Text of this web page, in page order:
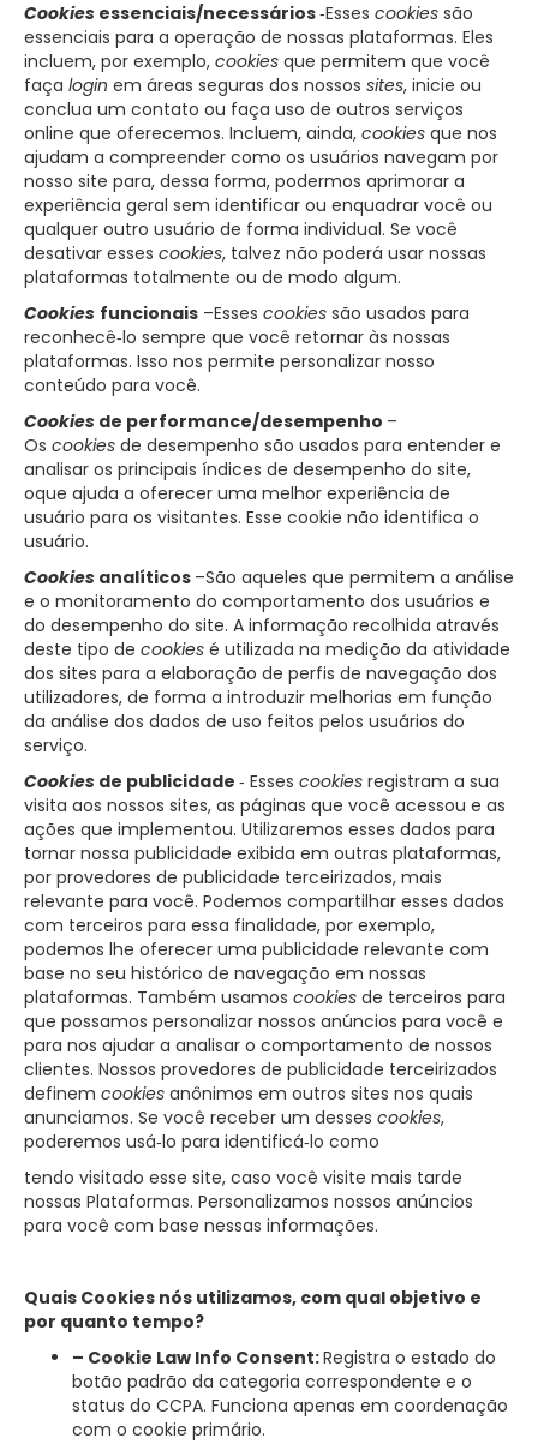
Cookies essenciais/necessários‑Esses cookies são
essenciais para a operação de nossas plataformas. Eles
incluem, por exemplo, cookies que permitem que você
faça login em áreas seguras dos nossos sites, inicie ou
conclua um contato ou faça uso de outros serviços
online que oferecemos. Incluem, ainda, cookies que nos
ajudam a compreender como os usuários navegam por
nosso site para, dessa forma, podermos aprimorar a
experiência geral sem identificar ou enquadrar você ou
qualquer outro usuário de forma individual. Se você
desativar esses cookies, talvez não poderá usar nossas
plataformas totalmente ou de modo algum.
Cookies funcionais –Esses cookies são usados para
reconhecê‑lo sempre que você retornar às nossas
plataformas. Isso nos permite personalizar nosso
conteúdo para você.
Cookies de performance/desempenho –
Os cookies de desempenho são usados para entender e
analisar os principais índices de desempenho do site,
oque ajuda a oferecer uma melhor experiência de
usuário para os visitantes. Esse cookie não identifica o
usuário.
Cookies analíticos –São aqueles que permitem a análise
e o monitoramento do comportamento dos usuários e
do desempenho do site. A informação recolhida através
deste tipo de cookies é utilizada na medição da atividade
dos sites para a elaboração de perfis de navegação dos
utilizadores, de forma a introduzir melhorias em função
da análise dos dados de uso feitos pelos usuários do
serviço.
Cookies de publicidade ‑ Esses cookies registram a sua
visita aos nossos sites, as páginas que você acessou e as
ações que implementou. Utilizaremos esses dados para
tornar nossa publicidade exibida em outras plataformas,
por provedores de publicidade terceirizados, mais
relevante para você. Podemos compartilhar esses dados
com terceiros para essa finalidade, por exemplo,
podemos lhe oferecer uma publicidade relevante com
base no seu histórico de navegação em nossas
plataformas. Também usamos cookies de terceiros para
que possamos personalizar nossos anúncios para você e
para nos ajudar a analisar o comportamento de nossos
clientes. Nossos provedores de publicidade terceirizados
definem cookies anônimos em outros sites nos quais
anunciamos. Se você receber um desses cookies,
poderemos usá‑lo para identificá‑lo como
tendo visitado esse site, caso você visite mais tarde
nossas Plataformas. Personalizamos nossos anúncios
para você com base nessas informações.
Quais Cookies nós utilizamos, com qual objetivo e
por quanto tempo?
– Cookie Law Info Consent:Registra o estado do
botão padrão da categoria correspondente e o
status do CCPA. Funciona apenas em coordenação
com o cookie primário.